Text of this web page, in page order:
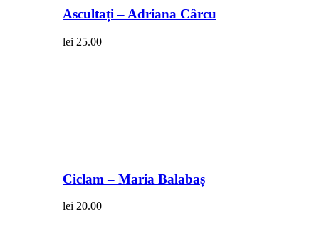
Ascultați – Adriana Cârcu
lei 25.00
Ciclam – Maria Balabaș
lei 20.00